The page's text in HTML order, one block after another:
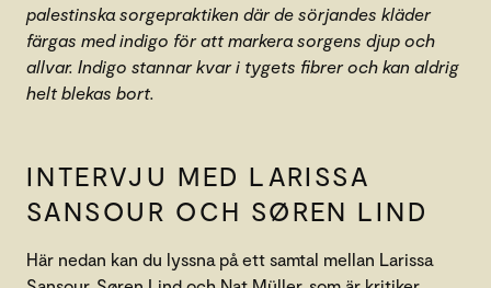
palestinska sorgepraktiken där de sörjandes kläder
färgas med indigo för att markera sorgens djup och
allvar. Indigo stannar kvar i tygets fibrer och kan aldrig
helt blekas bort.
INTERVJU MED LARISSA
SANSOUR OCH SØREN LIND
Här nedan kan du lyssna på ett samtal mellan Larissa